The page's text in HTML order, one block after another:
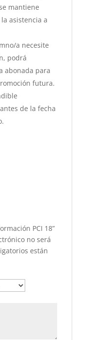
mantiene
asistencia a
a necesite
podrá
abonada para
futura.
de la fecha
PCI 18”
no será
están